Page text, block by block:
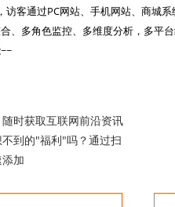
访客通过PC网站、手机网站、商城
、多角色监控、多维度分析，多平台
时获取互联网前沿资讯
到的"福利"吗？通过扫
加